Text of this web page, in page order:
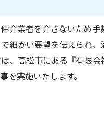
介業者を介さないため手
細かい要望を伝えられ、
、高松市にある『有限
を実施いたします。